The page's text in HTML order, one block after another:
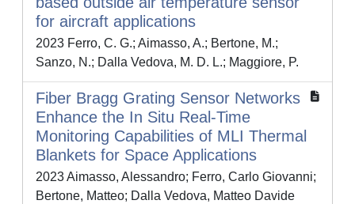
for aircraft applications
2023 Ferro, C. G.; Aimasso, A.; Bertone, M.;
Sanzo, N.; Dalla Vedova, M. D. L.; Maggiore, P.
Fiber Bragg Grating Sensor Networks
Enhance the In Situ Real-Time
Monitoring Capabilities of MLI Thermal
Blankets for Space Applications
2023 Aimasso, Alessandro; Ferro, Carlo Giovanni;
Bertone, Matteo; Dalla Vedova, Matteo Davide